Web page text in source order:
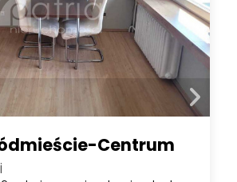
Centrum